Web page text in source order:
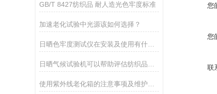
GB/T 8427纺织品 耐人造光色牢度标准
加速老化试验中光源该如何选择？
日晒色牢度测试仪在安装及使用有什么需要注意的地方？
您
您
联